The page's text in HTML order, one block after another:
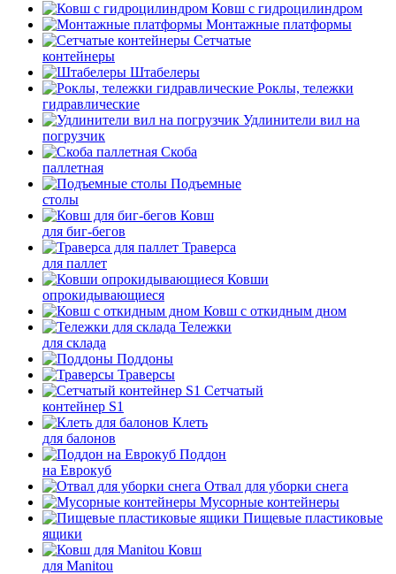
Ковш с гидроцилиндром
Монтажные платформы
Сетчатые
контейнеры
Штабелеры
Роклы, тележки
гидравлические
Удлинители вил на
погрузчик
Скоба
паллетная
Подъемные
столы
Ковш
для биг-бегов
Траверса
для паллет
Ковши
опрокидывающиеся
Ковш с откидным дном
Тележки
для склада
Поддоны
Траверсы
Сетчатый
контейнер S1
Клеть
для балонов
Поддон
на Еврокуб
Отвал для уборки снега
Мусорные контейнеры
Пищевые пластиковые
ящики
Ковш
для Manitou